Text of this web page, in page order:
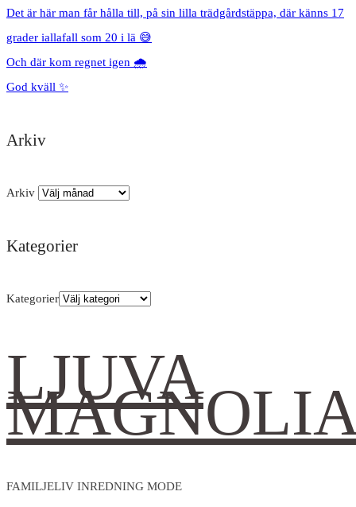
Det är här man får hålla till, på sin lilla trädgårdstäppa, där känns 17
grader iallafall som 20 i lä 😅
Och där kom regnet igen 🌧️
God kväll ✨
Arkiv
Arkiv
Kategorier
Kategorier
LJUVA
FAMILJELIV INREDNING MODE